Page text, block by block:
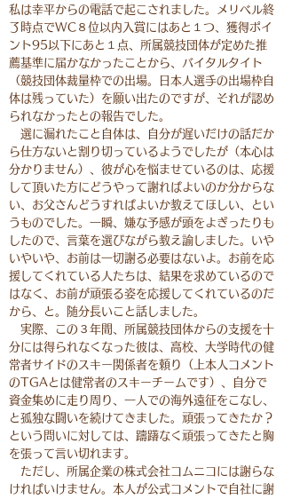
私は幸平からの電話で起こされました。メリベル終
了時点でWC８位以内入賞にはあと１つ、獲得ポイ
ント95以下にあと１点、所属競技団体が定めた推
薦基準に届かなかったことから、バイタルタイト
（競技団体裁量枠での出場。日本人選手の出場枠自
体は残っていた）を願い出たのですが、それが認め
られなかったとの報告でした。
選に漏れたこと自体は、自分が遅いだけの話だか
ら仕方ないと割り切っているようでしたが（本心は
分かりません）、彼が心を悩ませているのは、応援
して頂いた方にどうやって謝ればよいのか分からな
い、お父さんどうすればよいか教えてほしい、とい
うものでした。一瞬、嫌な予感が頭をよぎったりも
したので、言葉を選びながら教え諭しました。いや
いやいや、お前は一切謝る必要はないよ。お前を応
援してくれている人たちは、結果を求めているので
はなく、お前が頑張る姿を応援してくれているのだ
から、と。随分長いこと話しました。
実際、この３年間、所属競技団体からの支援を十
分には得られなくなった彼は、高校、大学時代の健
常者サイドのスキー関係者を頼り（上本人コメント
のTGAとは健常者のスキーチームです）、自分で
資金集めに走り周り、一人での海外遠征をこなし、
と孤独な闘いを続けてきました。頑張ってきたか？
という問いに対しては、躊躇なく頑張ってきたと胸
を張って言い切れます。
ただし、所属企業の株式会社コムニコには謝らな
ければいけません。本人が公式コメントで自社に謝